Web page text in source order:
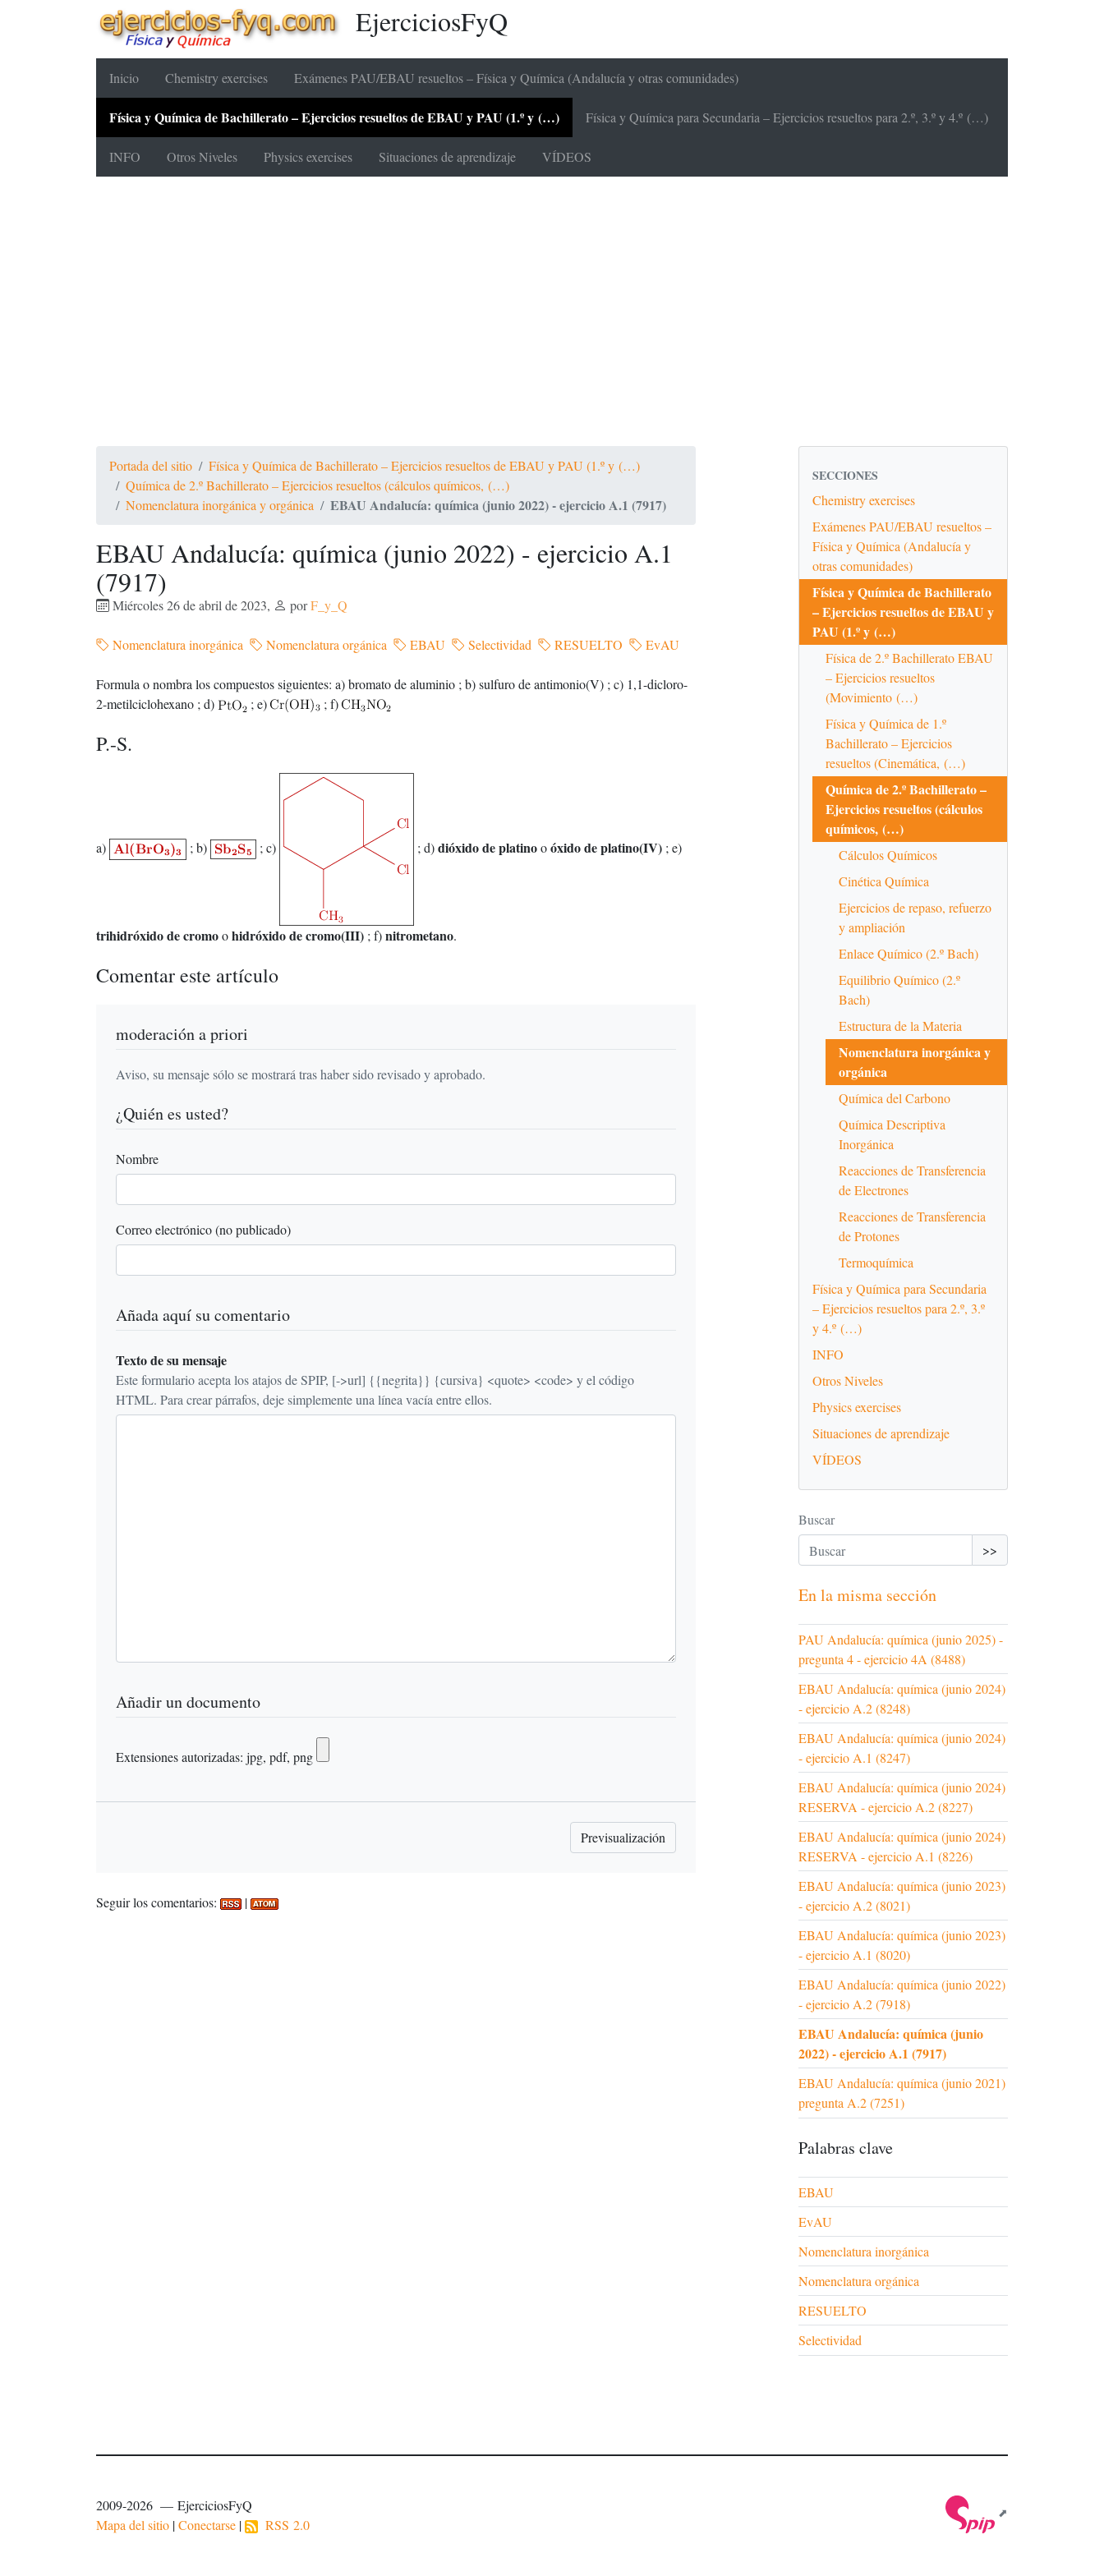
EjerciciosFyQ
Inicio Chemistry exercises Exámenes PAU/EBAU resueltos – Física y Química (Andalucía y otras comunidades)
Física y Química de Bachillerato – Ejercicios resueltos de EBAU y PAU (1.º y (…) Física y Química para Secundaria – Ejercicios resueltos para 2.º, 3.º y 4.º (…)
INFO Otros Niveles Physics exercises Situaciones de aprendizaje VÍDEOS
Portada del sitio
Física y Química de Bachillerato – Ejercicios resueltos de EBAU y PAU (1.º y (…)
Química de 2.º Bachillerato – Ejercicios resueltos (cálculos químicos, (…)
Nomenclatura inorgánica y orgánica
EBAU Andalucía: química (junio 2022) - ejercicio A.1 (7917)
EBAU Andalucía: química (junio 2022) - ejercicio A.1
(7917)
Miércoles 26 de abril de 2023, porF_y_Q
Nomenclatura inorgánica Nomenclatura orgánica EBAU Selectividad RESUELTO EvAU
Formula o nombra los compuestos siguientes: a) bromato de aluminio ; b) sulfuro de antimonio(V) ; c) 1,1-dicloro-
2-metilciclohexano ; d)
; e) ; f)
P.-S.
a) ; b) ; c) ; d)dióxido de platinooóxido de platino(IV) ; e)
trihidróxido de cromoohidróxido de cromo(III) ; f)nitrometano.
Comentar este artículo
moderación a priori
Aviso, su mensaje sólo se mostrará tras haber sido revisado y aprobado.
¿Quién es usted?
Nombre
Correo electrónico (no publicado)
Añada aquí su comentario
Texto de su mensaje
Este formulario acepta los atajos de SPIP, [->url] {{negrita}} {cursiva} <quote> <code> y el código
HTML. Para crear párrafos, deje simplemente una línea vacía entre ellos.
Añadir un documento
Extensiones autorizadas: jpg, pdf, png
Seguir los comentarios: |
SECCIONES
Chemistry exercises
Exámenes PAU/EBAU resueltos –
Física y Química (Andalucía y
otras comunidades)
Física y Química de Bachillerato
– Ejercicios resueltos de EBAU y
PAU (1.º y (…)
Física de 2.º Bachillerato EBAU
– Ejercicios resueltos
(Movimiento (…)
Física y Química de 1.º
Bachillerato – Ejercicios
resueltos (Cinemática, (…)
Química de 2.º Bachillerato –
Ejercicios resueltos (cálculos
químicos, (…)
Cálculos Químicos
Cinética Química
Ejercicios de repaso, refuerzo
y ampliación
Enlace Químico (2.º Bach)
Equilibrio Químico (2.º
Bach)
Estructura de la Materia
Nomenclatura inorgánica y
orgánica
Química del Carbono
Química Descriptiva
Inorgánica
Reacciones de Transferencia
de Electrones
Reacciones de Transferencia
de Protones
Termoquímica
Física y Química para Secundaria
– Ejercicios resueltos para 2.º, 3.º
y 4.º (…)
INFO
Otros Niveles
Physics exercises
Situaciones de aprendizaje
VÍDEOS
Buscar
>>
En la misma sección
PAU Andalucía: química (junio 2025) -
pregunta 4 - ejercicio 4A (8488)
EBAU Andalucía: química (junio 2024)
- ejercicio A.2 (8248)
EBAU Andalucía: química (junio 2024)
- ejercicio A.1 (8247)
EBAU Andalucía: química (junio 2024)
RESERVA - ejercicio A.2 (8227)
EBAU Andalucía: química (junio 2024)
RESERVA - ejercicio A.1 (8226)
EBAU Andalucía: química (junio 2023)
- ejercicio A.2 (8021)
EBAU Andalucía: química (junio 2023)
- ejercicio A.1 (8020)
EBAU Andalucía: química (junio 2022)
- ejercicio A.2 (7918)
EBAU Andalucía: química (junio
2022) - ejercicio A.1 (7917)
EBAU Andalucía: química (junio 2021)
pregunta A.2 (7251)
Palabras clave
EBAU
EvAU
Nomenclatura inorgánica
Nomenclatura orgánica
RESUELTO
Selectividad
2009-2026 — EjerciciosFyQ
Mapa del sitio |Conectarse | RSS 2.0